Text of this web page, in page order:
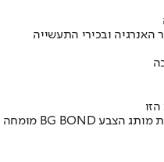
ובכירי התעשייה